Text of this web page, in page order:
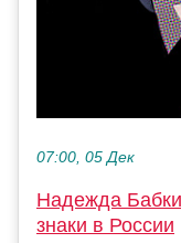
07:00, 05 Дек
Надежда
знаки в России